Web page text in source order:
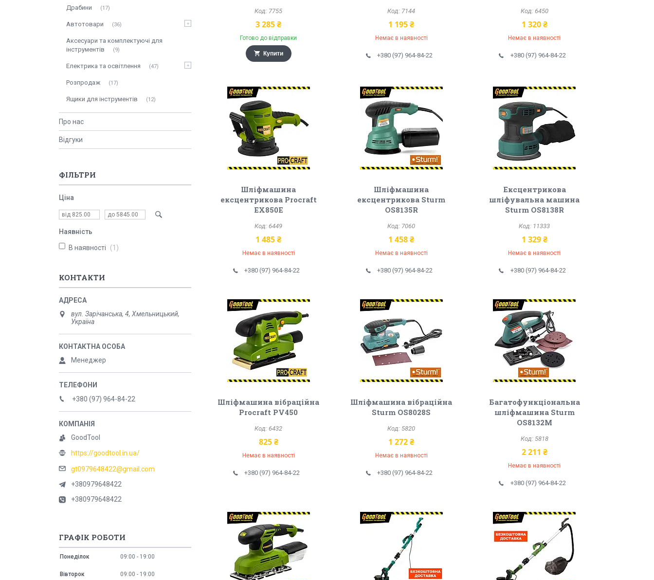
7755
3 285 ₴
Готово до відправки
Купити
7144
1 195 ₴
Немає в наявності
+380 (97) 964-84-22
6450
1 320 ₴
Немає в наявності
+380 (97) 964-84-22
Шліфмашина
ексцентрикова Procraft
EX850E
6449
1 485 ₴
Немає в наявності
+380 (97) 964-84-22
Шліфмашина
ексцентрикова Sturm
OS8135R
7060
1 458 ₴
Немає в наявності
+380 (97) 964-84-22
Ексцентрикова
шліфувальна машина
Sturm OS8138R
11333
1 329 ₴
Немає в наявності
+380 (97) 964-84-22
Шліфмашина вібраційна
Procraft PV450
6432
825 ₴
Немає в наявності
+380 (97) 964-84-22
Шліфмашина вібраційна
Sturm OS8028S
5820
1 272 ₴
Немає в наявності
+380 (97) 964-84-22
Багатофункціональна
шліфмашина Sturm
OS8132M
5818
2 211 ₴
Немає в наявності
+380 (97) 964-84-22
Драбини 17
Автотовари 36
Аксесуари та комплектуючі для
інструментів
9
Електрика та освітлення 47
Розпродаж 17
Ящики для інструментів 12
Про нас
Відгуки
ФІЛЬТРИ
Ціна
Наявність
В наявності 1
КОНТАКТИ
вул. Зарічанська, 4, Хмельницький,
Україна
Менеджер
+380 (97) 964-84-22
GoodTool
https://goodtool.in.ua/
gt0979648422@gmail.com
+380979648422
+380979648422
ГРАФІК РОБОТИ
Понеділок 09:00 19:00
Вівторок 09:00 19:00